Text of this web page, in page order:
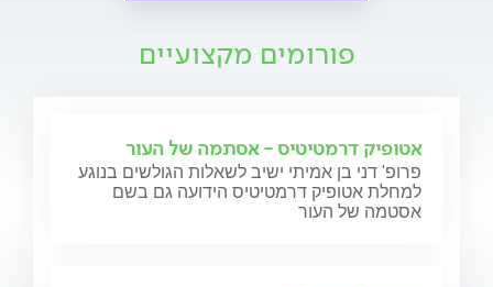
פורומים מקצועיים
אטופיק דרמטיטיס - אסתמה של העור
פרופ' דני בן אמיתי ישיב לשאלות הגולשים בנוגע
למחלת אטופיק דרמטיטיס הידועה גם בשם
אסטמה של העור